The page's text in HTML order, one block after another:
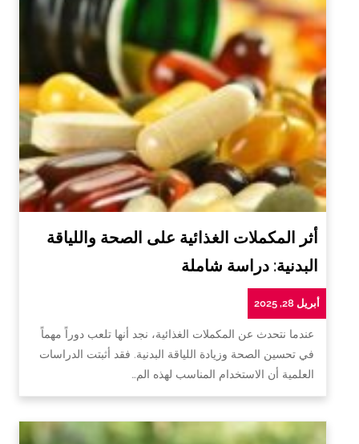
أثر المكملات الغذائية على الصحة واللياقة
البدنية: دراسة شاملة
أبريل 28, 2025
عندما نتحدث عن المكملات الغذائية، نجد أنها تلعب دوراً مهماً
في تحسين الصحة وزيادة اللياقة البدنية. فقد أثبتت الدراسات
العلمية أن الاستخدام المناسب لهذه الم…